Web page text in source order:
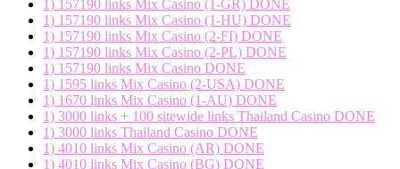
1) 157190 links Mix Casino (1-GR) DONE
1) 157190 links Mix Casino (1-HU) DONE
1) 157190 links Mix Casino (2-FI) DONE
1) 157190 links Mix Casino (2-PL) DONE
1) 157190 links Mix Casino DONE
1) 1595 links Mix Casino (2-USA) DONE
1) 1670 links Mix Casino (1-AU) DONE
1) 3000 links + 100 sitewide links Thailand Casino DONE
1) 3000 links Thailand Casino DONE
1) 4010 links Mix Casino (AR) DONE
1) 4010 links Mix Casino (BG) DONE